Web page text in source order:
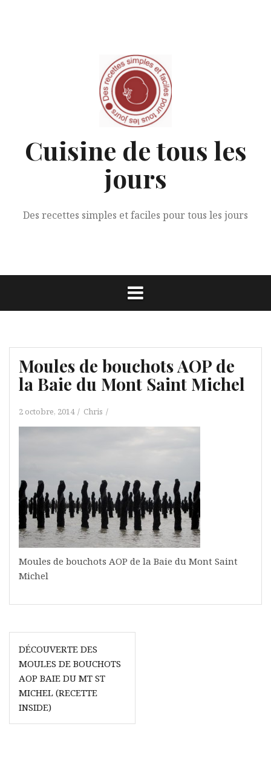
Cuisine de tous les
jours
Des recettes simples et faciles pour tous les jours
Moules de bouchots AOP de
la Baie du Mont Saint Michel
2 octobre, 2014 Chris
Moules de bouchots AOP de la Baie du Mont Saint
Michel
Navigation
de
l’article
DÉCOUVERTE DES
MOULES DE BOUCHOTS
AOP BAIE DU MT ST
MICHEL (RECETTE
INSIDE)